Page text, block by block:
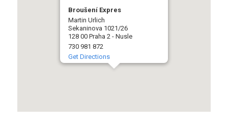
Broušení Expres
Martin Urlich
Sekaninova 1021/26
128 00 Praha 2 - Nusle
730 981 872
Get Directions